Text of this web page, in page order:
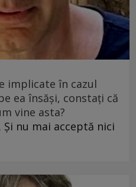
implicate în cazul
ea însăși, constați că
vine asta?
nu mai acceptă nici